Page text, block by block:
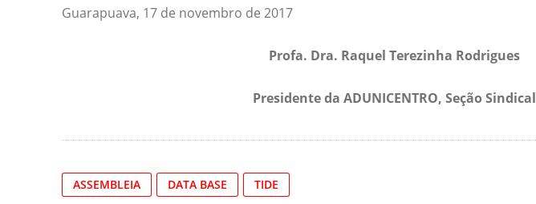
Guarapuava, 17 de novembro de 2017
Profa. Dra. Raquel Terezinha Rodrigues
Presidente da ADUNICENTRO, Seção Sindical
ASSEMBLEIA DATA BASE TIDE